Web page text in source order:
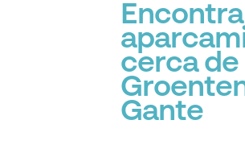
cerca de
Gante